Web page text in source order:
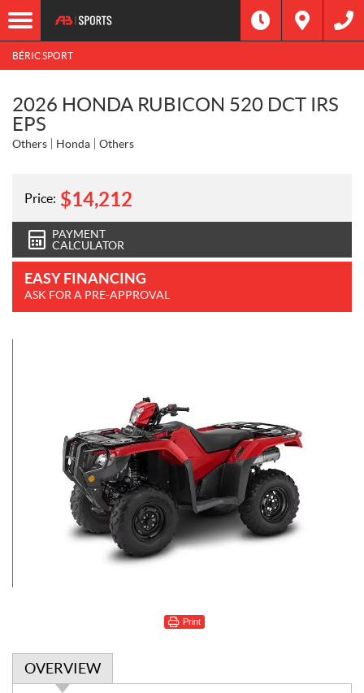
BÉRIC SPORT
2026 HONDA RUBICON 520 DCT IRS
EPS
Others Honda Others
Price: $14,212
PAYMENT
CALCULATOR
EASY FINANCING
ASK FOR A PRE-APPROVAL
Print
OVERVIEW